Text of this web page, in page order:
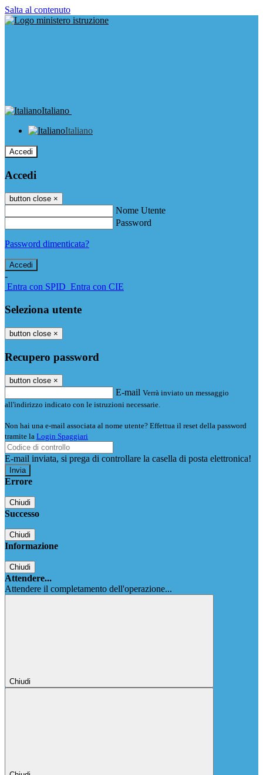
Salta al contenuto
Italiano
Italiano
Accedi
Accedi
button close ×
Nome Utente
Password
Password dimenticata?
-
Entra con SPID Entra con CIE
Seleziona utente
button close ×
Recupero password
button close ×
E-mail Verrà inviato un messaggio
all'indirizzo indicato con le istruzioni necessarie.
Non hai una e-mail associata al nome utente? Effettua il reset della password
tramite la Login Spaggiari
E-mail inviata, si prega di controllare la casella di posta elettronica!
Errore
Chiudi
Successo
Chiudi
Informazione
Chiudi
Attendere...
Attendere il completamento dell'operazione...
Chiudi